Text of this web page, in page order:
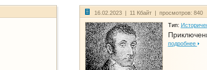
16.02.2023 | 11 Кбайт | просмотров: 840
Тип:
подробнее